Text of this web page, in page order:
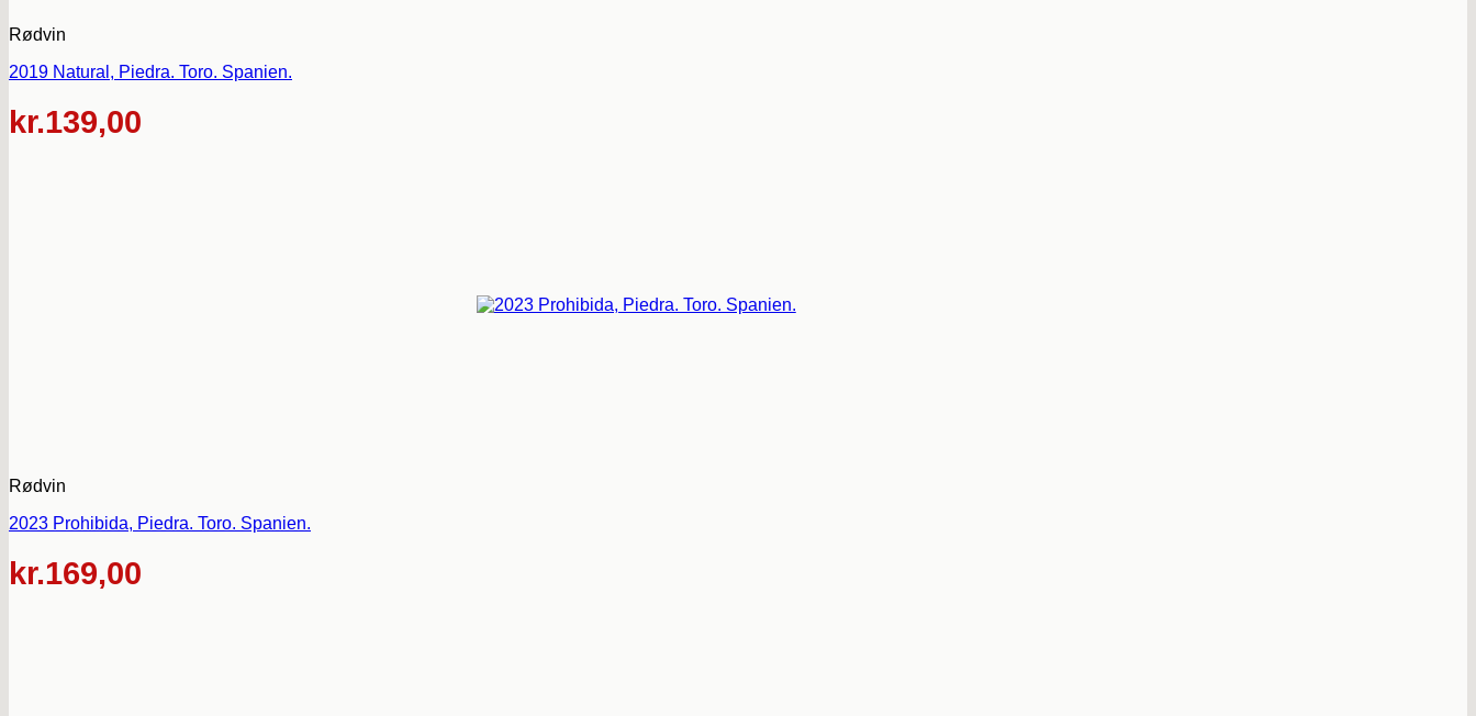
Rødvin
2019 Natural, Piedra. Toro. Spanien.
kr.139,00
Rødvin
2023 Prohibida, Piedra. Toro. Spanien.
kr.169,00